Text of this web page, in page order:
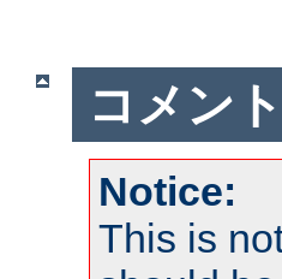
コメント
Notice:
This is